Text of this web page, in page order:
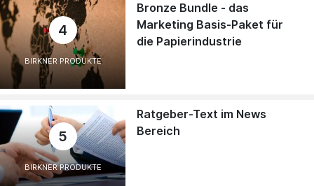
4
BIRKNER PRODUKTE
Bronze Bundle - das
Marketing Basis-Paket für
die Papierindustrie
5
BIRKNER PRODUKTE
Ratgeber-Text im News
Bereich